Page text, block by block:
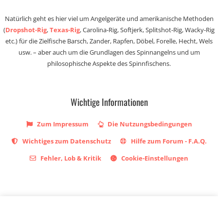
Natürlich geht es hier viel um Angelgeräte und amerikanische Methoden
(Dropshot-Rig,Texas-Rig, Carolina-Rig, Softjerk, Splitshot-Rig, Wacky-Rig
etc.) für die Zielfische Barsch, Zander, Rapfen, Döbel, Forelle, Hecht, Wels
usw. – aber auch um die Grundlagen des Spinnangelns und um
philosophische Aspekte des Spinnfischens.
Wichtige Informationen
Zum Impressum
Die Nutzungsbedingungen
Wichtiges zum Datenschutz
Hilfe zum Forum - F.A.Q.
Fehler, Lob & Kritik
Cookie-Einstellungen